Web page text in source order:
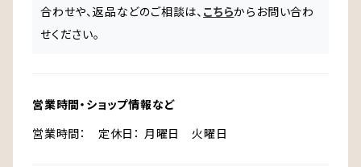
合わせや、返品などのご相談は、 こちらからお問い合わ
せください。
営業時間・ショップ情報など
営業時間： 定休日： 月曜日 火曜日